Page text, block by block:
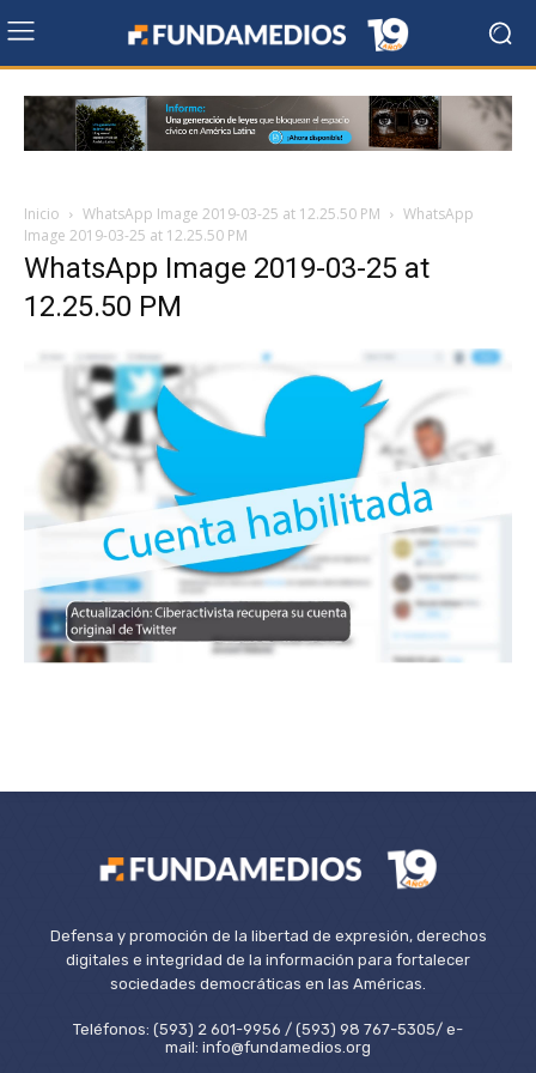
Inicio WhatsApp Image 2019-03-25 at 12.25.50 PM
WhatsApp
Image 2019-03-25 at 12.25.50 PM
WhatsApp Image 2019-03-25 at
12.25.50 PM
Defensa y promoción de la libertad de expresión, derechos
digitales e integridad de la información para fortalecer
sociedades democráticas en las Américas.
Teléfonos: (593) 2 601-9956 / (593) 98 767-5305/ e-
mail: info@fundamedios.org